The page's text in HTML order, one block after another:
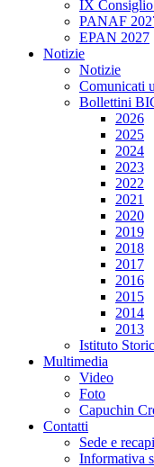
IX Consiglio
PANAF
EPAN 2027
Notizie
Notizie
Comunicati
Bollettini
2026
2025
2024
2023
2022
2021
2020
2019
2018
2017
2016
2015
2014
2013
Istituto
Multimedia
Video
Foto
Capuchin
Contatti
Sede e
Informativa